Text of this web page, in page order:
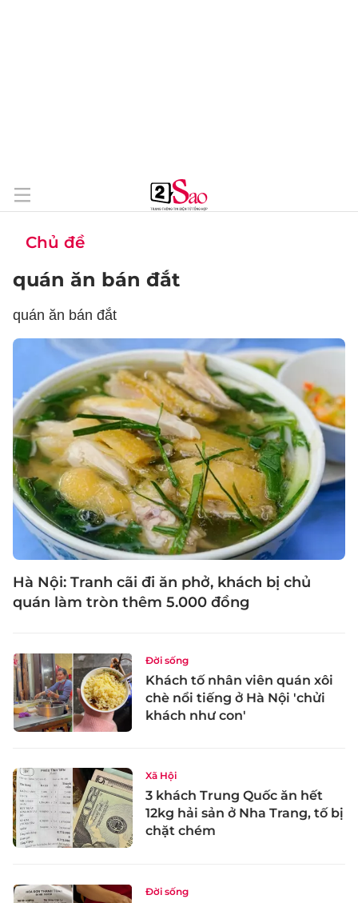
Chủ đề
quán ăn bán đắt
quán ăn bán đắt
Hà Nội: Tranh cãi đi ăn phở, khách bị chủ
quán làm tròn thêm 5.000 đồng
Đời sống
Khách tố nhân viên quán xôi
chè nổi tiếng ở Hà Nội 'chửi
khách như con'
Xã Hội
3 khách Trung Quốc ăn hết
12kg hải sản ở Nha Trang, tố bị
chặt chém
Đời sống